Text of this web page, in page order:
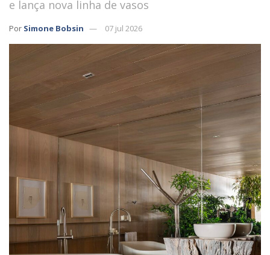
e lança nova linha de vasos
Por Simone Bobsin 07 jul 2026